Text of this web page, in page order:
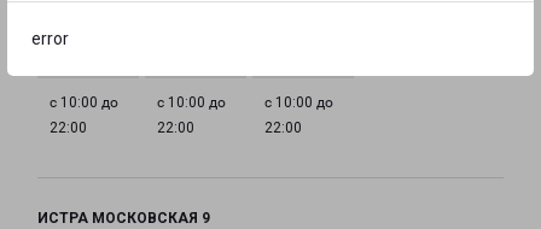
error
с 10:00 до
22:00
с 10:00 до
22:00
с 10:00 до
22:00
ИСТРА МОСКОВСКАЯ 9